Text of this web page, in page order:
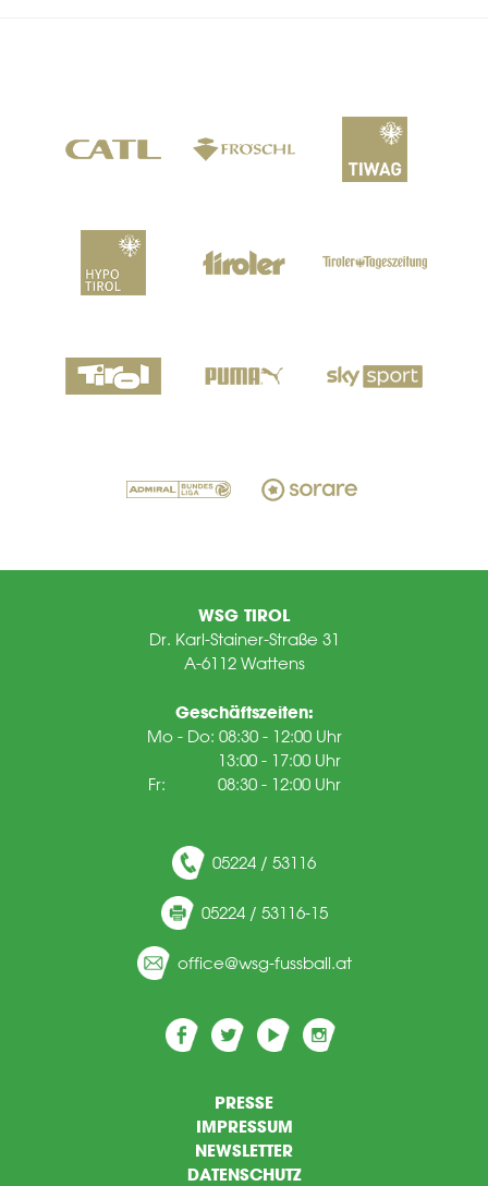
WSG TIROL
Dr. Karl-Stainer-Straße 31
A-6112 Wattens
Geschäftszeiten:
Mo - Do: 08:30 - 12:00 Uhr
13:00 - 17:00 Uhr
Fr: 08:30 - 12:00 Uhr
05224 / 53116
05224 / 53116-15
ffc wsg-f ssb ll t
PRESSE
IMPRESSUM
NEWSLETTER
DATENSCHUTZ